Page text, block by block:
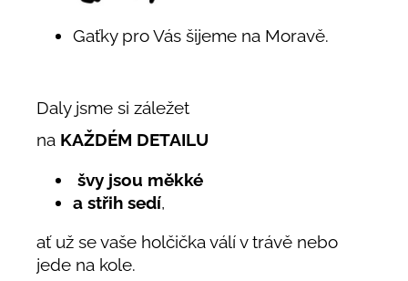
Gaťky pro Vás šijeme na Moravě.
Daly jsme si záležet
na KAŽDÉM DETAILU
švy jsou měkké
a střih sedí,
ať už se vaše holčička válí v trávě nebo
jede na kole.